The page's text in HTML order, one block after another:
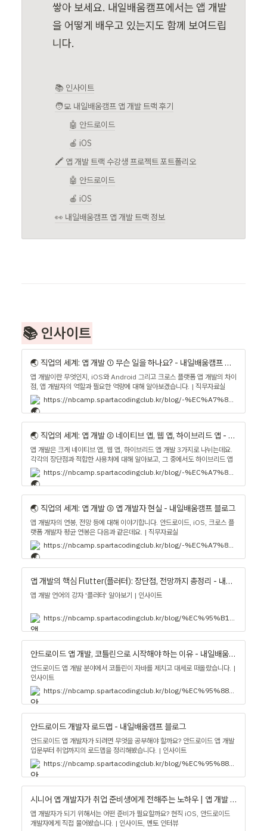
쌓아 보세요. 내일배움캠프에서는 앱 개발
을 어떻게 배우고 있는지도 함께 보여드립
니다.
📚 인사이트
🧑‍💻 내일배움캠프 앱 개발 트랙 후기
🤖 안드로이드
🍎 iOS
🖍️ 앱 개발 트랙 수강생 프로젝트 포트폴리오
🤖 안드로이드
🍎 iOS
👀 내일배움캠프 앱 개발 트랙 정보
📚 인사이트
🌏 직업의 세계: 앱 개발 ① 무슨 일을 하나요? - 내일배움캠프 블로그
앱 개발이란 무엇인지, iOS와 Android 그리고 크로스 플랫폼 앱 개발의 차이
점, 앱 개발자의 역할과 필요한 역량에 대해 알아보겠습니다. | 직무자료실
https://nbcamp.spartacodingclub.kr/blog/-%EC%A7%81%EC%97%85%EC%9D%98-%EC%84%B8%EA%B3%84-%EC%95%B1-%EA%B0%9C%EB%B0%9C-%E2%91%A0-%EB%AC%B4%EC%8A%A8-%EC%9D%BC%EC%9D%84-%ED%95%98%EB%82%98%EC%9A%94-47012
🌏 직업의 세계: 앱 개발 ② 네이티브 앱, 웹 앱, 하이브리드 앱 - 내일배움캠프 블로그
앱 개발은 크게 네이티브 앱, 웹 앱, 하이브리드 앱 개발 3가지로 나뉘는데요.
각각의 장단점과 적합한 사용처에 대해 알아보고, 그 중에서도 하이브리드 앱
개발에 대해 조금 더 자세히 알아봅니다. | 직무자료실
https://nbcamp.spartacodingclub.kr/blog/-%EC%A7%81%EC%97%85%EC%9D%98-%EC%84%B8%EA%B3%84-%EC%95%B1-%EA%B0%9C%EB%B0%9C-%E2%91%A1-%EB%84%A4%EC%9D%B4%ED%8B%B0%EB%B8%8C-%EC%95%B1-%EC%9B%B9-%EC%95%B1-%ED%95%98%EC%9D%B4%EB%B8%8C%EB%A6%AC%EB%93%9C-%EC%95%B1-47986
🌏 직업의 세계: 앱 개발 ③ 앱 개발자 현실 - 내일배움캠프 블로그
앱 개발자의 연봉, 전망 등에 대해 이야기합니다. 안드로이드, iOS, 크로스 플
랫폼 개발자 평균 연봉은 다음과 같은데요. | 직무자료실
https://nbcamp.spartacodingclub.kr/blog/-%EC%A7%81%EC%97%85%EC%9D%98-%EC%84%B8%EA%B3%84-%EC%95%B1-%EA%B0%9C%EB%B0%9C-%E2%91%A2-%EC%95%B1-%EA%B0%9C%EB%B0%9C%EC%9E%90-%ED%98%84%EC%8B%A4-48259
앱 개발의 핵심 Flutter(플러터): 장단점, 전망까지 총정리 - 내일배움캠프 블로그
앱 개발 언어의 강자 '플러터' 알아보기 | 인사이트
https://nbcamp.spartacodingclub.kr/blog/%EC%95%B1-%EA%B0%9C%EB%B0%9C%EC%9D%98-%ED%95%B5%EC%8B%AC-flutter%ED%94%8C%EB%9F%AC%ED%84%B0-%EC%9E%A5%EB%8B%A8%EC%A0%90-%EC%A0%84%EB%A7%9D%EA%B9%8C%EC%A7%80-%EC%B4%9D%EC%A0%95%EB%A6%AC-48143
안드로이드 앱 개발, 코틀린으로 시작해야 하는 이유 - 내일배움캠프 블로그
안드로이드 앱 개발 분야에서 코틀린이 자바를 제치고 대세로 떠올랐습니다. |
인사이트
https://nbcamp.spartacodingclub.kr/blog/%EC%95%88%EB%93%9C%EB%A1%9C%EC%9D%B4%EB%93%9C-%EC%95%B1-%EA%B0%9C%EB%B0%9C%EC%9E%90%EA%B0%80-%EC%BD%94%ED%8B%80%EB%A6%B0%EC%9D%84-%EC%84%A0%ED%83%9D%ED%95%B4%EC%95%BC-%ED%95%98%EB%8A%94-%EC%9D%B4%EC%9C%A0--17725
안드로이드 개발자 로드맵 - 내일배움캠프 블로그
안드로이드 앱 개발자가 되려면 무엇을 공부해야 할까요? 안드로이드 앱 개발
입문부터 취업까지의 로드맵을 정리해봤습니다. | 인사이트
https://nbcamp.spartacodingclub.kr/blog/%EC%95%88%EB%93%9C%EB%A1%9C%EC%9D%B4%EB%93%9C-%EA%B0%9C%EB%B0%9C%EC%9E%90-%EB%A1%9C%EB%93%9C%EB%A7%B5-1344
시니어 앱 개발자가 취업 준비생에게 전해주는 노하우 | 앱 개발 전망, 독학, 준비 - 내일배움캠프 블로그
앱 개발자가 되기 위해서는 어떤 준비가 필요할까요? 현직 iOS, 안드로이드
개발자에게 직접 물어봤습니다. | 인사이트, 멘토 인터뷰